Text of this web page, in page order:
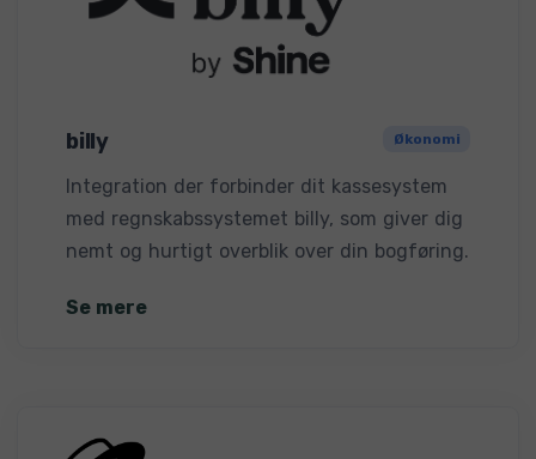
billy Økonomi
Integration der forbinder dit kassesystem
med regnskabssystemet billy, som giver dig
nemt og hurtigt overblik over din bogføring.
Se mere